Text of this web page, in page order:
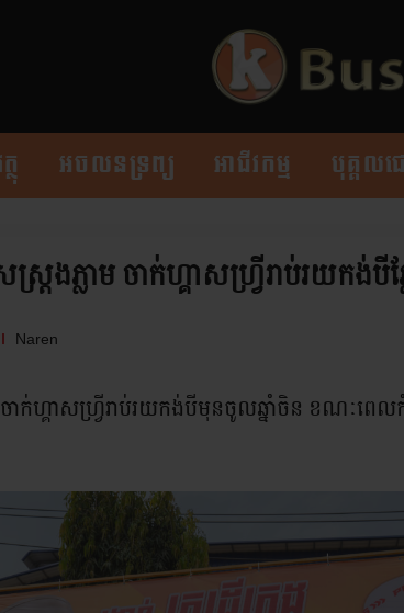
អចលនទ្រព្យ អាជីវកម្ម បុគ្គល
រ្តងភ្លាម ចាក់ហ្គាសហ្វ្រីរាប់រយកង់បីភ្
Naren
ាក់ហ្គាសហ្វ្រីរាប់រយកង់បីមុនចូលឆ្នាំចិន ខណៈពេលកំ